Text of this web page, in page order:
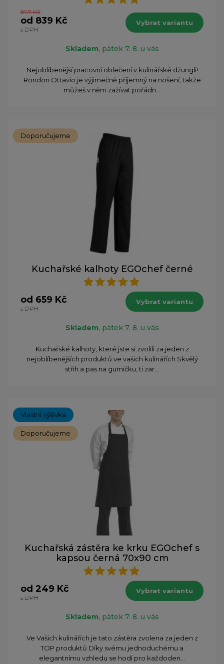
897 Kč
od 839 Kč
s DPH
Vybrat variantu
Skladem, pátek 7. 8. u vás
Nejoblíbenější pracovní oblečení v kulinářské džungli!
Rondon Ottavio je výjimečně příjemný na nošení, takže
můžeš v něm zažívat pořádn...
Doporučujeme
Kuchařské kalhoty EGOchef černé
od 659 Kč
s DPH
Vybrat variantu
Skladem, pátek 7. 8. u vás
Kuchařské kalhoty, které jste si zvolili za jeden z
nejoblíbenějších produktů ve vašich kulinářích Skvělý
střih a pas na gumičku, ti zar...
Vlastní výšivka
Doporučujeme
Kuchařská zástěra ke krku EGOchef s
kapsou černá 70x90 cm
od 249 Kč
s DPH
Vybrat variantu
Skladem, pátek 7. 8. u vás
Ve Vašich kulinářích je tato zástěra zvolena za jeden z
TOP produktů Díky svému jednoduchému a
elegantnímu vzhledu se hodí pro každoden...